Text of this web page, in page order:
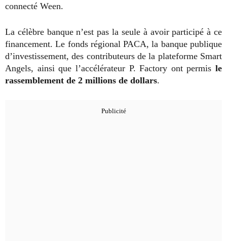
connecté Ween.
La célèbre banque n’est pas la seule à avoir participé à ce
financement. Le fonds régional PACA, la banque publique
d’investissement, des contributeurs de la plateforme Smart
Angels, ainsi que l’accélérateur P. Factory ont permis le
rassemblement de 2 millions de dollars.